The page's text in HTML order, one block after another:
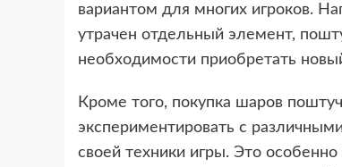
вариантом для многих игроков.
утрачен отдельный элемент,
необходимости приобретать
Кроме того, покупка шаров
экспериментировать с
своей техники игры. Это